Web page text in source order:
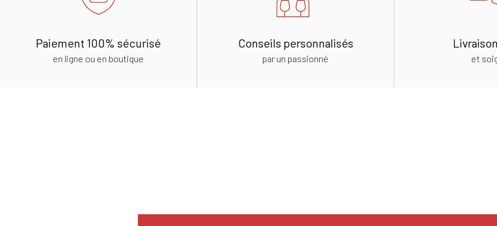
Paiement 100% sécurisé
en ligne ou en boutique
Conseils personnalisés
par un passionné et